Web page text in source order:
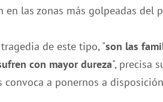
las zonas más golpeadas del
de este tipo, "son las
con mayor dureza", precisa
convoca a ponernos a